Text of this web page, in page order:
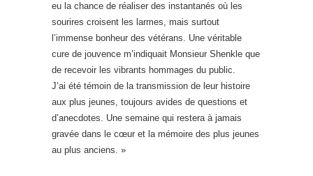
eu la chance de réaliser des instantanés où les
sourires croisent les larmes, mais surtout
l’immense bonheur des vétérans. Une véritable
cure de jouvence m’indiquait Monsieur Shenkle que
de recevoir les vibrants hommages du public.
J’ai été témoin de la transmission de leur histoire
aux plus jeunes, toujours avides de questions et
d’anecdotes. Une semaine qui restera à jamais
gravée dans le cœur et la mémoire des plus jeunes
au plus anciens. »